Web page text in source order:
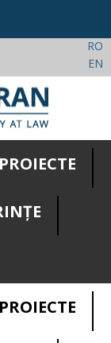
RO
EN
PROIECTE
PROIECTE